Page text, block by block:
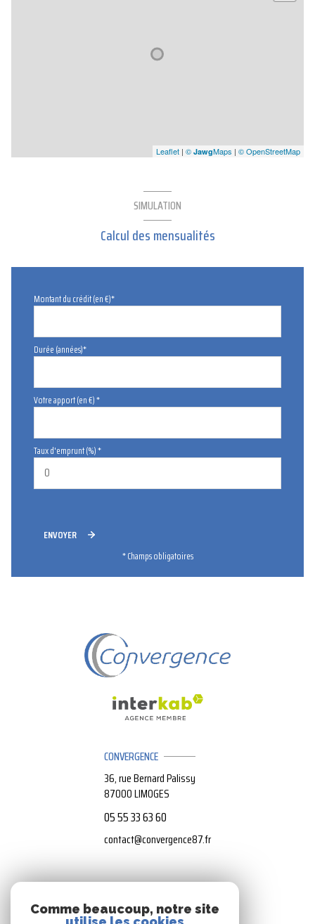
Leaflet | © JawgMaps | © OpenStreetMap
SIMULATION
Calcul des mensualités
Montant du crédit (en €)*
Durée (années)*
Votre apport (en €) *
Taux d'emprunt (%) *
ENVOYER
* Champs obligatoires
CONVERGENCE
36, rue Bernard Palissy
87000LIMOGES
05 55 33 63 60
contact@convergence87.fr
Comme beaucoup, notre site